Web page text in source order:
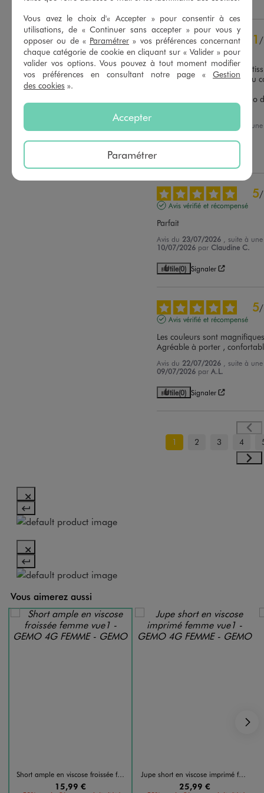
1/
Avis vérifié et récompensé
Une partie de la trame du
l'ourlet est tout effiloché. Du
J'irai voir au magasin
trouver un arrangement
, suite à
10/07/2026 parLeila R.
5/
Avis vérifié et récompensé
Parfait
Avis du 23/07/2026 , suite à
10/07/2026 parClaudine C.
Utile(0) Signaler
5/
Avis vérifié et récompensé
Les couleurs sont
Agréable à porter ,
Avis du 22/07/2026 , suite à
09/07/2026 parA.L.
Utile(0) Signaler
1 2 3 4
Vous aimerez aussi
Short ample en viscose froissée femme
15,99 €
Jupe short en viscose imprimé femme
25,99 €
Vous avez le choix d'« Accepter » pour consentir à ces
utilisations, de « Continuer sans accepter » pour vous y
opposer ou de « Paramétrer » vos préférences concernant
chaque catégorie de cookie en cliquant sur « Valider » pour
valider vos options. Vous pouvez à tout moment modifier
vos préférences en consultant notre page « Gestion
des cookies ».
Accepter
Paramétrer